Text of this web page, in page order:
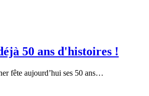
50 ans d'histoires !
fête aujourd’hui ses 50 ans…